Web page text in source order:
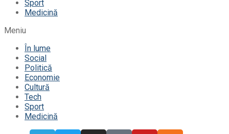
Sport
Medicină
Meniu
În lume
Social
Politică
Economie
Cultură
Tech
Sport
Medicină